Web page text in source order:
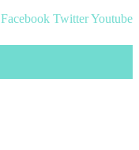
Facebook TwitterYoutube